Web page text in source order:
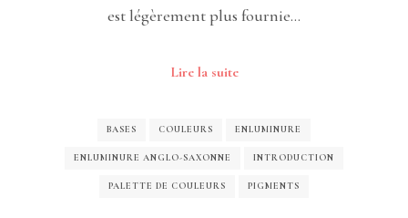
est légèrement plus fournie…
Lire la suite
BASES COULEURS ENLUMINURE
ENLUMINURE ANGLO-SAXONNE INTRODUCTION
PALETTE DE COULEURS PIGMENTS